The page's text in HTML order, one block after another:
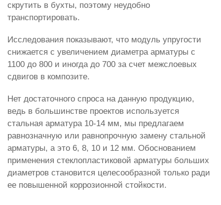
скрутить в бухты, поэтому неудобно
транспортировать.
Исследования показывают, что модуль упругости
снижается с увеличением диаметра арматуры с
1100 до 800 и иногда до 700 за счет межслоевых
сдвигов в композите.
Нет достаточного спроса на данную продукцию,
ведь в большинстве проектов используется
стальная арматура 10-14 мм, мы предлагаем
равнозначную или равнопрочную замену стальной
арматуры, а это 6, 8, 10 и 12 мм. Обоснованием
применения стеклопластиковой арматуры больших
диаметров становится целесообразной только ради
ее повышенной коррозионной стойкости.